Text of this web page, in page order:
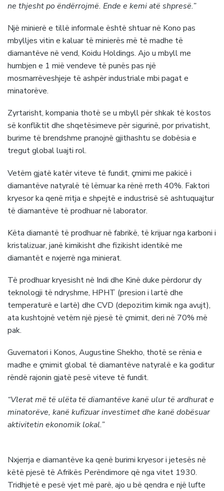
ne thjesht po ëndërrojmë. Ende e kemi atë shpresë.”
Një minierë e tillë informale është shtuar në Kono pas
mbylljes vitin e kaluar të minierës më të madhe të
diamantëve në vend, Koidu Holdings. Ajo u mbyll me
humbjen e 1 mië vendeve të punës pas një
mosmarrëveshjeje të ashpër industriale mbi pagat e
minatorëve.
Zyrtarisht, kompania thotë se u mbyll për shkak të kostos
së konfliktit dhe shqetësimeve për sigurinë, por privatisht,
burime të brendshme pranojnë gjithashtu se dobësia e
tregut global luajti rol.
Vetëm gjatë katër viteve të fundit, çmimi me pakicë i
diamantëve natyralë të lëmuar ka rënë rreth 40%. Faktori
kryesor ka qenë rritja e shpejtë e industrisë së ashtuquajtur
të diamantëve të prodhuar në laborator.
Këta diamantë të prodhuar në fabrikë, të krijuar nga karboni i
kristalizuar, janë kimikisht dhe fizikisht identikë me
diamantët e nxjerrë nga minierat.
Të prodhuar kryesisht në Indi dhe Kinë duke përdorur dy
teknologji të ndryshme, HPHT (presion i lartë dhe
temperaturë e lartë) dhe CVD (depozitim kimik nga avujt),
ata kushtojnë vetëm një pjesë të çmimit, deri në 70% më
pak.
Guvernatori i Konos, Augustine Shekho, thotë se rënia e
madhe e çmimit global të diamantëve natyralë e ka goditur
rëndë rajonin gjatë pesë viteve të fundit.
“Vlerat më të ulëta të diamantëve kanë ulur të ardhurat e
minatorëve, kanë kufizuar investimet dhe kanë dobësuar
aktivitetin ekonomik lokal.”
Nxjerrja e diamantëve ka qenë burimi kryesor i jetesës në
këtë pjesë të Afrikës Perëndimore që nga vitet 1930.
Tridhjetë e pesë vjet më parë, ajo u bë qendra e një lufte